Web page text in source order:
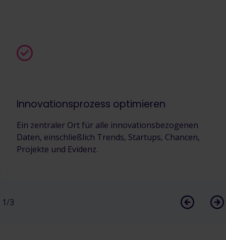
Innovationsprozess optimieren
Ein zentraler Ort für alle innovationsbezogenen
Daten, einschließlich Trends, Startups, Chancen,
Projekte und Evidenz.
1/3